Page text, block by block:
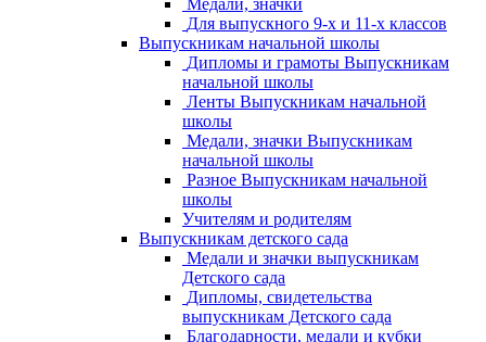
Медали, значки
Для выпускного 9-х и 11-х классов
Выпускникам начальной школы
Дипломы и грамоты Выпускникам
начальной школы
Ленты Выпускникам начальной
школы
Медали, значки Выпускникам
начальной школы
Разное Выпускникам начальной
школы
Учителям и родителям
Выпускникам детского сада
Медали и значки выпускникам
Детского сада
Дипломы, свидетельства
выпускникам Детского сада
Благодарности, медали и кубки